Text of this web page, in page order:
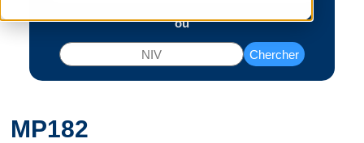
ou
Chercher
MP182